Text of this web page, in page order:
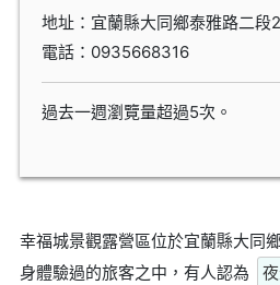
地址：宜蘭縣大同鄉泰雅路二段
電話： 0935668316
過去一週瀏覽量超過5次。
幸福城景觀露營區位於宜蘭縣大同
身體驗過的旅客之中，有人認為